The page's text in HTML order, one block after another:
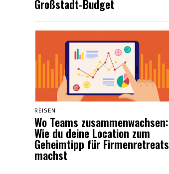
Großstadt-Budget
REISEN
Wo Teams zusammenwachsen:
Wie du deine Location zum
Geheimtipp für Firmenretreats
machst